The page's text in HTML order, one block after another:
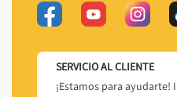
SERVICIO AL CLIENTE
¡Estamos para ayudarte!